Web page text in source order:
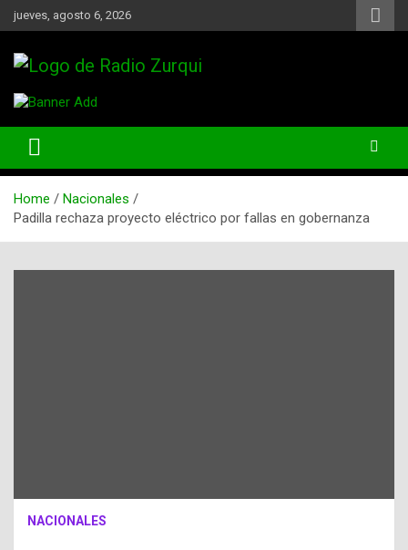
Skip
to
jueves, agosto 6, 2026
Radio Zurqui
Home
Nacionales
Padilla rechaza proyecto eléctrico por fallas en gobernanza
NACIONALES